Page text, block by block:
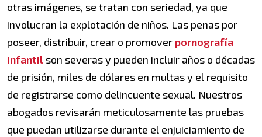
otras imágenes, se tratan con seriedad, ya que
involucran la explotación de niños. Las penas por
poseer, distribuir, crear o promover pornografía
infantil son severas y pueden incluir años o décadas
de prisión, miles de dólares en multas y el requisito
de registrarse como delincuente sexual. Nuestros
abogados revisarán meticulosamente las pruebas
que puedan utilizarse durante el enjuiciamiento de